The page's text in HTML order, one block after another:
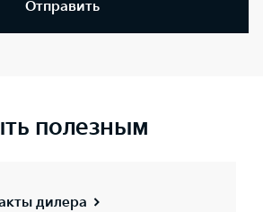
Отправить
полезным
дилера